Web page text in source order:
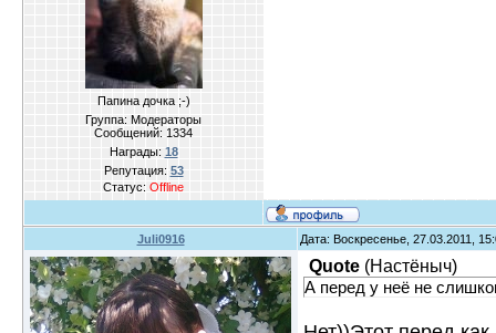
Папина дочка ;-)
Группа: Модераторы
Сообщений: 1334
Награды: 18
Репутация: 53
Статус: Offline
Juli0916 Дата: Воскресенье, 27.03.2011,
Quote (Настёныч)
А перед у неё не